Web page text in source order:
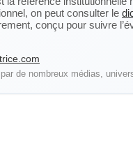
on peut consulter le
conçu pour suivre
de nombreux médias,